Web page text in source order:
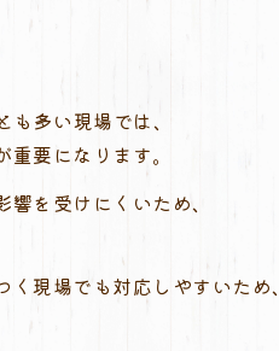
多い現場では、
要になります。
を受けにくいため、
現場でも対応しやすいため、